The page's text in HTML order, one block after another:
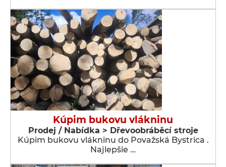
Kúpim bukovu vlákninu
Prodej / Nabídka > Dřevoobráběcí stroje
Kúpim bukovu vlákninu do Považská Bystrica .
Najlepšie …